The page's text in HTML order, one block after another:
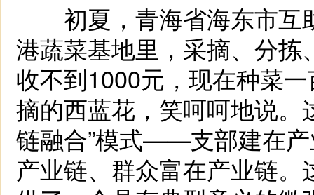
初夏，青海省海东市互
港蔬菜基地里，采摘、分拣
收不到1000元，现在种菜
摘的西蓝花，笑呵呵地说。
链融合”模式——支部建在
产业链、群众富在产业链